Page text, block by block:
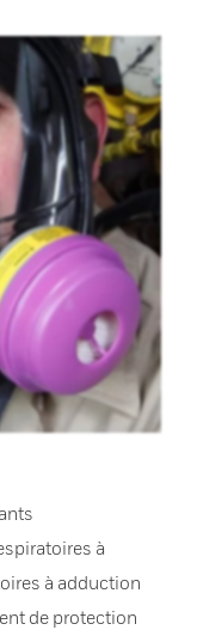
à
à adduction
de protection